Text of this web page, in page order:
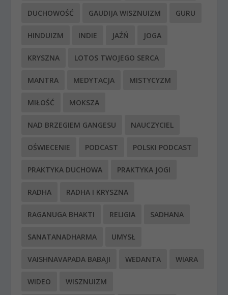
DUCHOWOŚĆ GAUDIJA WISZNUIZM GURU
HINDUIZM INDIE JAŹŃ JOGA
KRYSZNA LOTOS TWOJEGO SERCA
MANTRA MEDYTACJA MISTYCYZM
MIŁOŚĆ MOKSZA
NAD BRZEGIEM GANGESU NAUCZYCIEL
OŚWIECENIE PODCAST POLSKI PODCAST
PRAKTYKA DUCHOWA PRAKTYKA JOGI
RADHA RADHA I KRYSZNA
RAGANUGA BHAKTI RELIGIA SADHANA
SANATANADHARMA UMYSŁ
VAISHNAVAPADA BABAJI WEDANTA WIARA
WIDEO WISZNUIZM